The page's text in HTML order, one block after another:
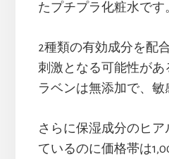
たプチプラ化粧水です
2種類の有効成分を配
刺激となる可能性が
ラベンは無添加で、敏
さらに保湿成分のヒ
ているのに価格帯は